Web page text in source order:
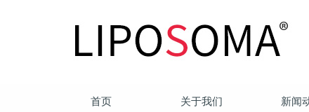
首页 关于我们 新闻